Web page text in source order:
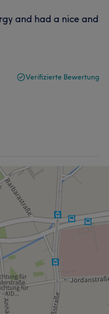
and had a nice and
Verifizierte Bewertung